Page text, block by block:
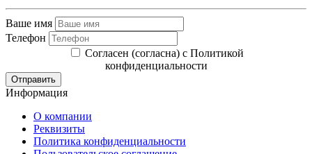
Ваше имя
Телефон
Согласен (согласна) с Политикой
конфиденциальности
Отправить
Информация
О компании
Реквизиты
Политика конфиденциальности